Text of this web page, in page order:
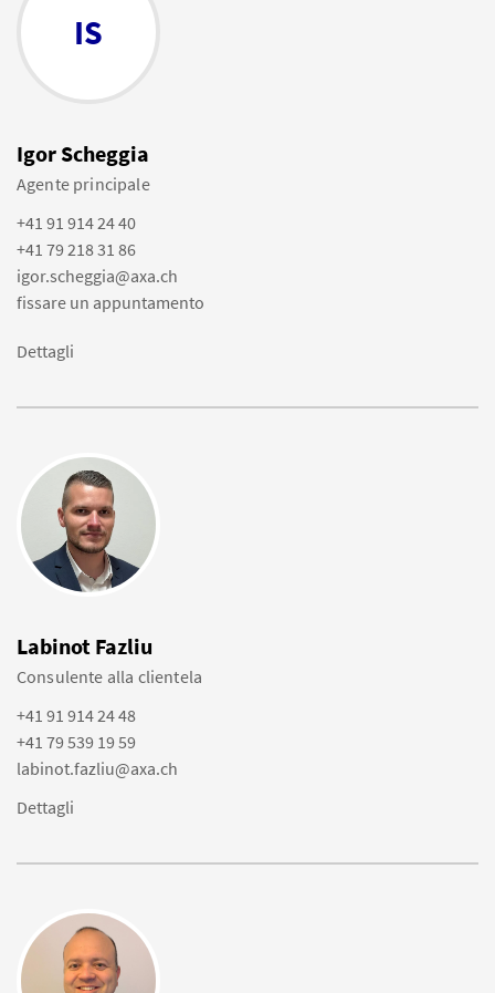
IS
Igor Scheggia
Agente principale
+41 91 914 24 40
+41 79 218 31 86
igor.scheggia@axa.ch
fissare un appuntamento
Dettagli
Labinot Fazliu
Consulente alla clientela
+41 91 914 24 48
+41 79 539 19 59
labinot.fazliu@axa.ch
Dettagli